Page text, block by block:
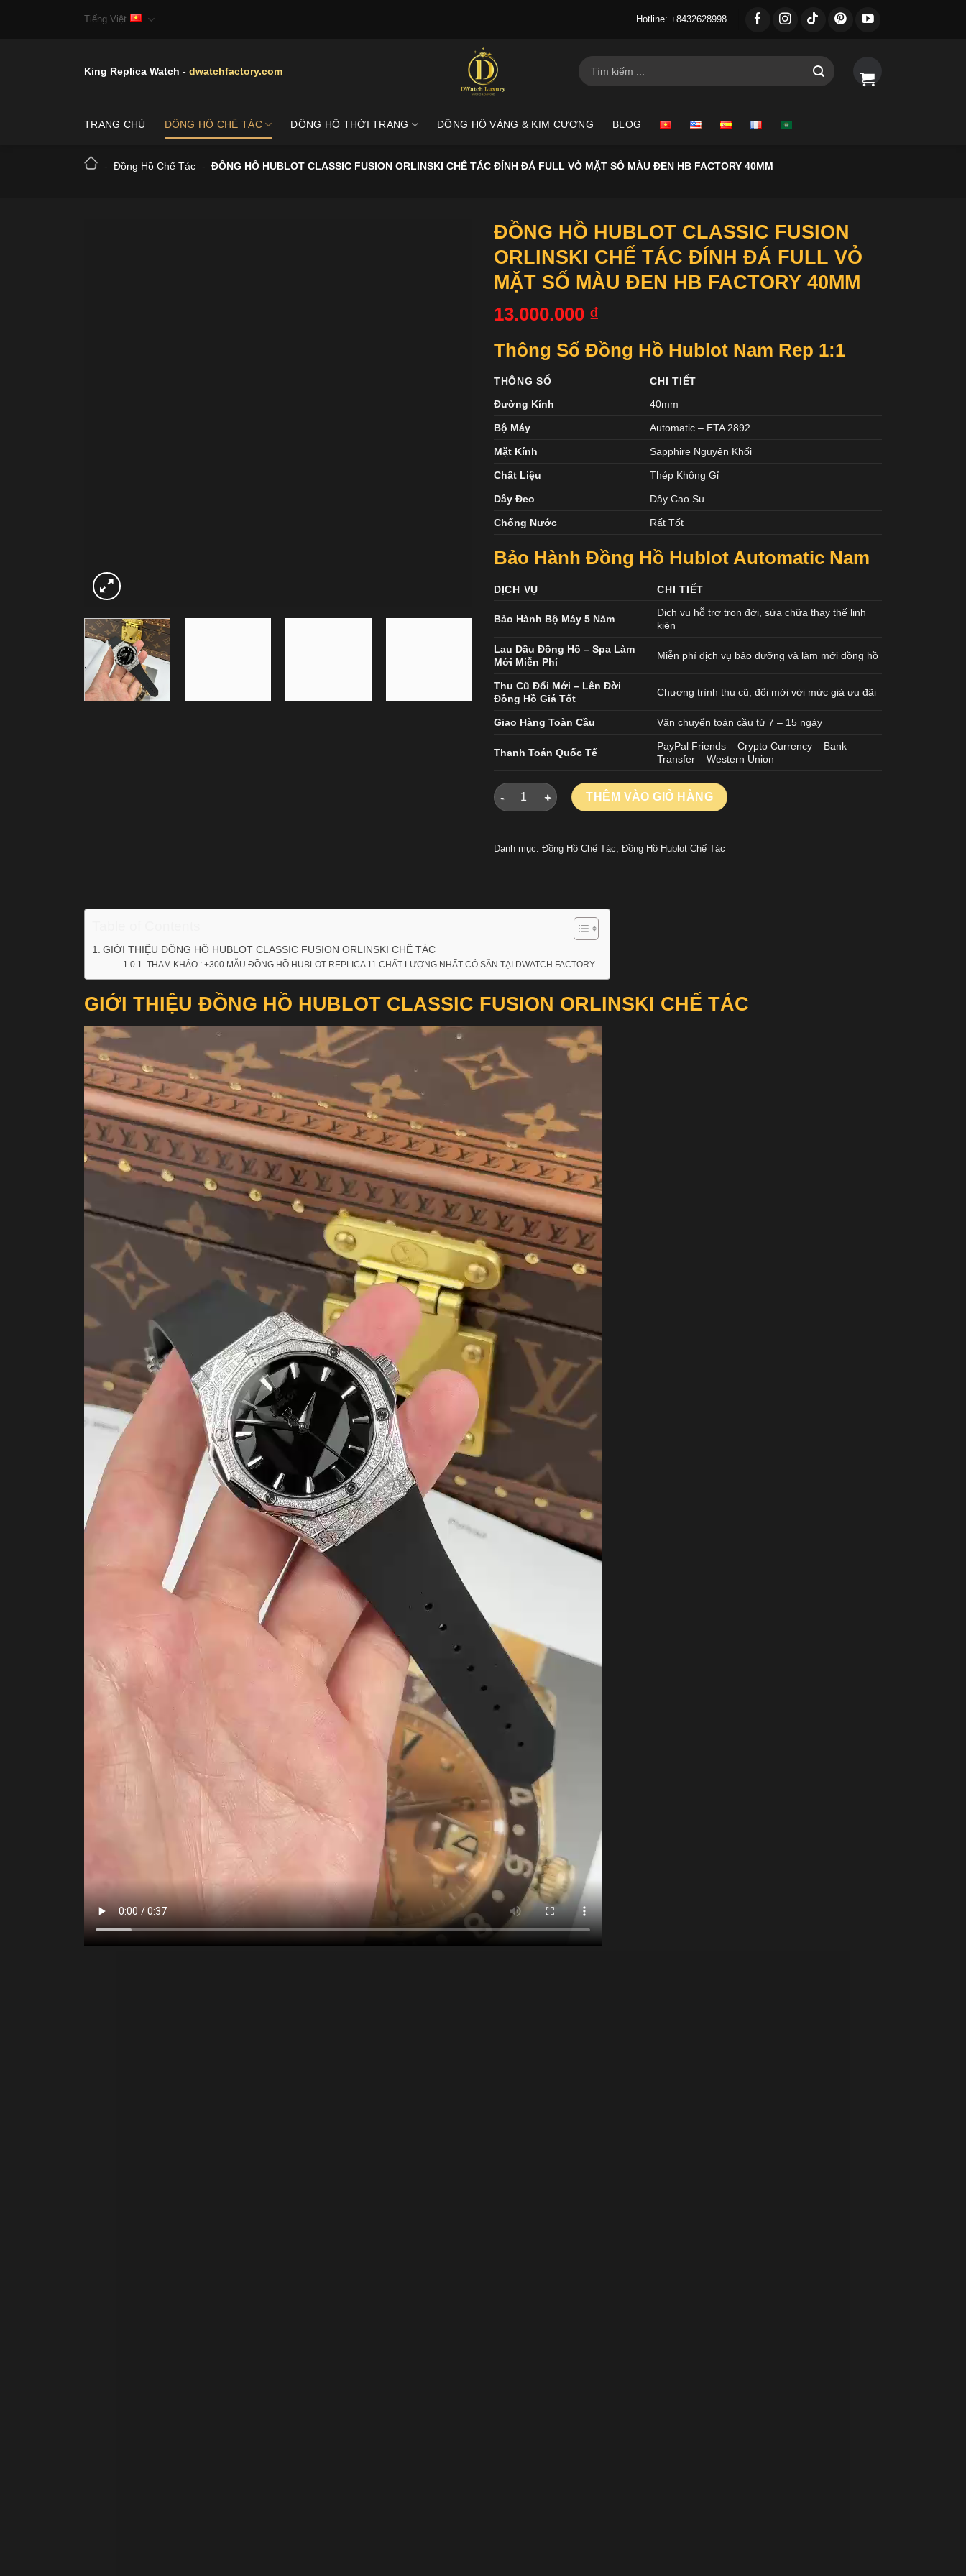
Tiếng Việt Hotline: +8432628998
King Replica Watch - dwatchfactory.com
Tìm
kiếm:
TRANG CHỦ ĐỒNG HỒ CHẾ TÁC ĐỒNG HỒ THỜI TRANG ĐỒNG HỒ VÀNG & KIM CƯƠNG BLOG
- Đồng Hồ Chế Tác - ĐỒNG HỒ HUBLOT CLASSIC FUSION ORLINSKI CHẾ TÁC ĐÍNH ĐÁ FULL VỎ MẶT SỐ MÀU ĐEN HB FACTORY 40MM
ĐỒNG HỒ HUBLOT CLASSIC FUSION
ORLINSKI CHẾ TÁC ĐÍNH ĐÁ FULL VỎ
MẶT SỐ MÀU ĐEN HB FACTORY 40MM
13.000.000 ₫
Thông Số Đồng Hồ Hublot Nam Rep 1:1
THÔNG SỐ
CHI TIẾT
Đường Kính
40mm
Bộ Máy Automatic – ETA 2892
Mặt Kính Sapphire Nguyên Khối
Chất Liệu Thép Không Gỉ
Dây Đeo Dây Cao Su
Chống Nước Rất Tốt
Bảo Hành Đồng Hồ Hublot Automatic Nam
DỊCH VỤ CHI TIẾT
Bảo Hành Bộ Máy 5 Năm
Dịch vụ hỗ trợ trọn đời, sửa chữa thay thế linh
kiện
Lau Dầu Đồng Hồ – Spa Làm
Mới Miễn Phí
Miễn phí dịch vụ bảo dưỡng và làm mới đồng hồ
Thu Cũ Đổi Mới – Lên Đời
Đồng Hồ Giá Tốt
Chương trình thu cũ, đổi mới với mức giá ưu đãi
Giao Hàng Toàn Cầu Vận chuyển toàn cầu từ 7 – 15 ngày
Thanh Toán Quốc Tế
PayPal Friends – Crypto Currency – Bank
Transfer – Western Union
ĐỒNG HỒ HUBLOT CLASSIC FUSION ORLINSKI CHẾ TÁC ĐÍNH ĐÁ FULL VỎ MẶT SỐ MÀU ĐEN
THÊM VÀO GIỎ HÀNG
Danh mục: Đồng Hồ Chế Tác Đồng Hồ Hublot Chế Tác
GIỚI THIỆU ĐỒNG HỒ HUBLOT CLASSIC FUSION ORLINSKI CHẾ TÁC
THAM KHẢO : +300 MẪU ĐỒNG HỒ HUBLOT REPLICA 11 CHẤT LƯỢNG NHẤT CÓ SẴN TẠI DWATCH FACTORY
GIỚI THIỆU ĐỒNG HỒ HUBLOT CLASSIC FUSION ORLINSKI CHẾ TÁC